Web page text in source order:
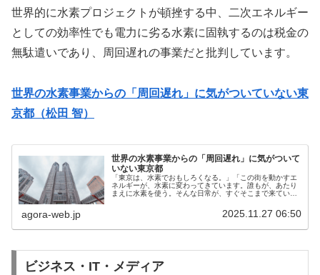
世界的に水素プロジェクトが頓挫する中、二次エネルギー
としての効率性でも電力に劣る水素に固執するのは税金の
無駄遣いであり、周回遅れの事業だと批判しています。
世界の水素事業からの「周回遅れ」に気がついていない東
京都（松田 智）
世界の水素事業からの「周回遅れ」に気がついて
いない東京都
「東京は、水素でおもしろくなる。」「この街を動かすエ
ネルギーが、水素に変わってきています。誰もが、あたり
まえに水素を使う。そんな日常が、すぐそこまで来ていま
があって、私たちはどんな夢を見る...
agora-web.jp 2025.11.27 06:50
ビジネス・IT・メディア